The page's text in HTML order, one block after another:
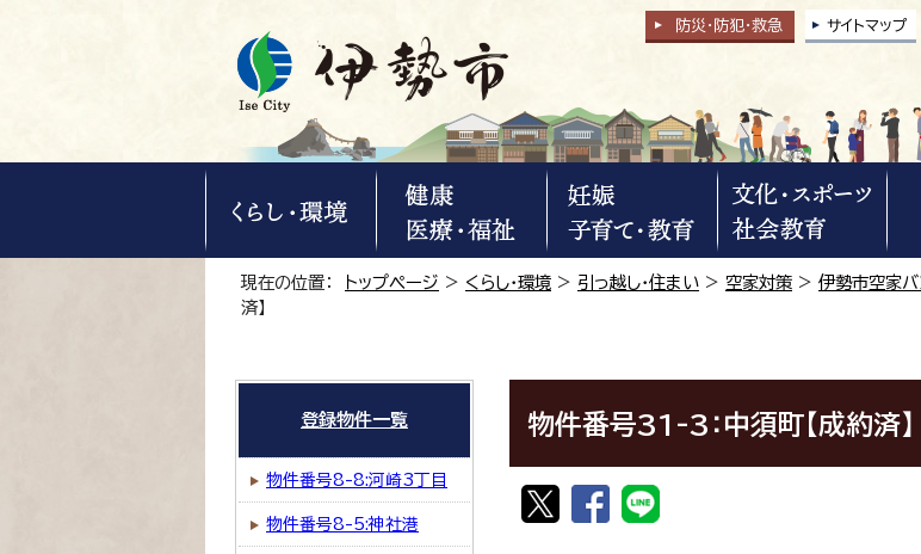
防災・防犯・救急 サイトマップ
現在の位置： トップページ > くらし・環境 > 引っ越し・住まい > 空家対策 > 伊勢市空家
済】
物件番号31-3：中須町【成約済】
登録物件一覧
物件番号8-8:河崎3丁目
物件番号8-5:神社港